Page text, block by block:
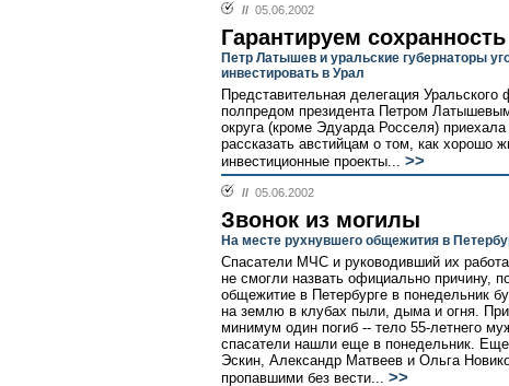
// 05.06.2002
Гарантируем сохранность
Петр Латышев и уральские губернаторы
инвестировать в Урал
Представительная делегация Уральского
полпредом президента Петром
округа (кроме Эдуарда Росселя)
рассказать австийцам о том, как хорошо
инвестиционные проекты... >>
// 05.06.2002
Звонок из могилы
На месте рухнувшего общежития в
Спасатели МЧС и руководивший их
не смогли назвать официально причину,
общежитие в Петербурге в понедельник
на землю в клубах пыли, дыма и огня.
минимум один погиб -- тело 55-летнего
спасатели нашли еще в понедельник.
Эскин, Александр Матвеев и Ольга
пропавшими без вести... >>